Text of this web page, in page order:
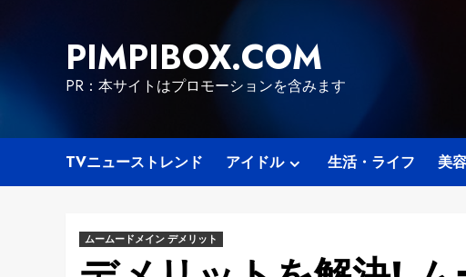
PIMPIBOX.COM
PR：本サイトはプロモーションを含みます
TVニューストレンド アイドル 生活・ライフ 美
ムームードメイン デメリット